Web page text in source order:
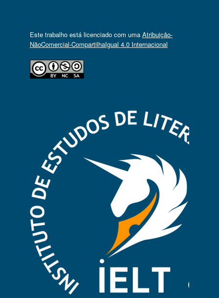
Este trabalho está licenciado com uma Atribuição-
NãoComercial-CompartilhaIgual 4.0 Internacional